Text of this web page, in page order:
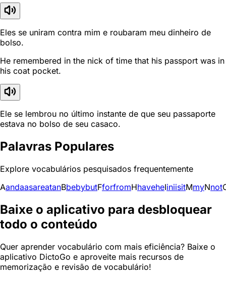
Eles se uniram contra mim e roubaram meu dinheiro de
bolso.
He remembered in the nick of time that his passport was in
his coat pocket.
Ele se lembrou no último instante de que seu passaporte
estava no bolso de seu casaco.
Palavras Populares
Explore vocabulários pesquisados frequentemente
AandaasareatanBbebybutFforfromHhaveheIiniisitMmyNnot
Baixe o aplicativo para desbloquear
todo o conteúdo
Quer aprender vocabulário com mais eficiência? Baixe o
aplicativo DictoGo e aproveite mais recursos de
memorização e revisão de vocabulário!